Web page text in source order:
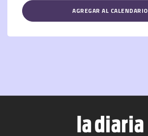
AGREGAR AL CALENDARIO